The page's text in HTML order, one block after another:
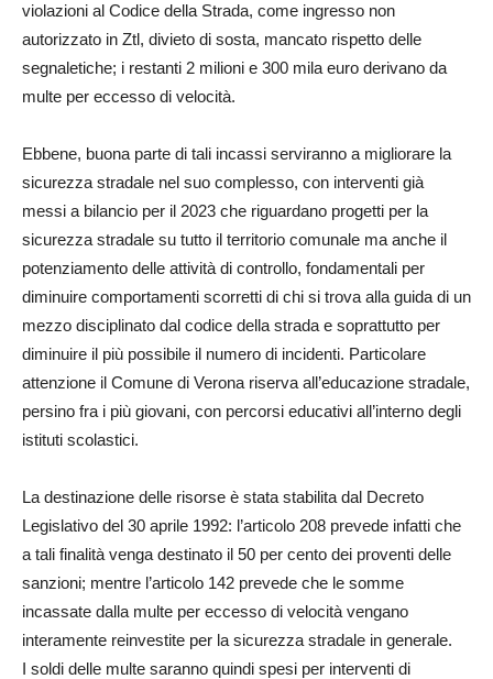
violazioni al Codice della Strada, come ingresso non
autorizzato in Ztl, divieto di sosta, mancato rispetto delle
segnaletiche; i restanti 2 milioni e 300 mila euro derivano da
multe per eccesso di velocità.
Ebbene, buona parte di tali incassi serviranno a migliorare la
sicurezza stradale nel suo complesso, con interventi già
messi a bilancio per il 2023 che riguardano progetti per la
sicurezza stradale su tutto il territorio comunale ma anche il
potenziamento delle attività di controllo, fondamentali per
diminuire comportamenti scorretti di chi si trova alla guida di un
mezzo disciplinato dal codice della strada e soprattutto per
diminuire il più possibile il numero di incidenti. Particolare
attenzione il Comune di Verona riserva all’educazione stradale,
persino fra i più giovani, con percorsi educativi all’interno degli
istituti scolastici.
La destinazione delle risorse è stata stabilita dal Decreto
Legislativo del 30 aprile 1992: l’articolo 208 prevede infatti che
a tali finalità venga destinato il 50 per cento dei proventi delle
sanzioni; mentre l’articolo 142 prevede che le somme
incassate dalla multe per eccesso di velocità vengano
interamente reinvestite per la sicurezza stradale in generale.
I soldi delle multe saranno quindi spesi per interventi di